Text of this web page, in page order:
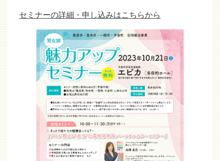
セミナーの詳細・申し込みはこちらから